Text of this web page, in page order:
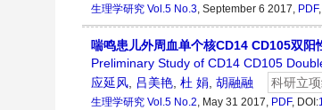
生理学研究 Vol.5 No.3, September 6 2017, PDF
喘鸣患儿外周血单个核CD14 CD105双阳
Preliminary Study of CD14 CD105
应延风, 吕美艳, 杜 娟, 胡融融 科研立
生理学研究 Vol.5 No.2, May 31 2017, PDF, DOI: